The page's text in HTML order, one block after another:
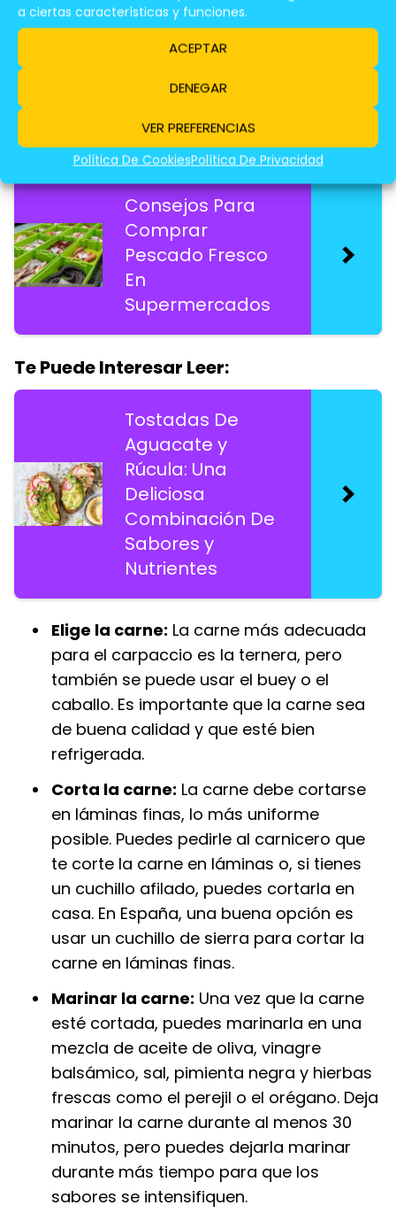
a ciertas características y funciones.
ACEPTAR
DENEGAR
VER PREFERENCIAS
Política De CookiesPolítica De Privacidad
Cómo Preparar
Carnes
La Semana
Te Puede Interesar Leer:
Consejos Para
Comprar
Pescado Fresco
En
Supermercados
Te Puede Interesar Leer:
Tostadas De
Aguacate y
Rúcula: Una
Deliciosa
Combinación De
Sabores y
Nutrientes
Elige la carne: La carne más adecuada
para el carpaccio es la ternera, pero
también se puede usar el buey o el
caballo. Es importante que la carne sea
de buena calidad y que esté bien
refrigerada.
Corta la carne: La carne debe cortarse
en láminas finas, lo más uniforme
posible. Puedes pedirle al carnicero que
te corte la carne en láminas o, si tienes
un cuchillo afilado, puedes cortarla en
casa. En España, una buena opción es
usar un cuchillo de sierra para cortar la
carne en láminas finas.
Marinar la carne: Una vez que la carne
esté cortada, puedes marinarla en una
mezcla de aceite de oliva, vinagre
balsámico, sal, pimienta negra y hierbas
frescas como el perejil o el orégano. Deja
marinar la carne durante al menos 30
minutos, pero puedes dejarla marinar
durante más tiempo para que los
sabores se intensifiquen.